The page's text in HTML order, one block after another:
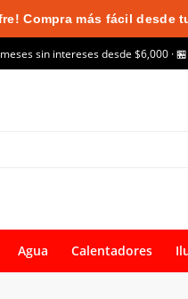
Compra más fácil desde
sin intereses desde $6,000 ·
Agua Calentadores